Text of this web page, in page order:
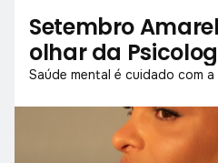
Setembro
olhar da
Saúde mental é cuidado com a